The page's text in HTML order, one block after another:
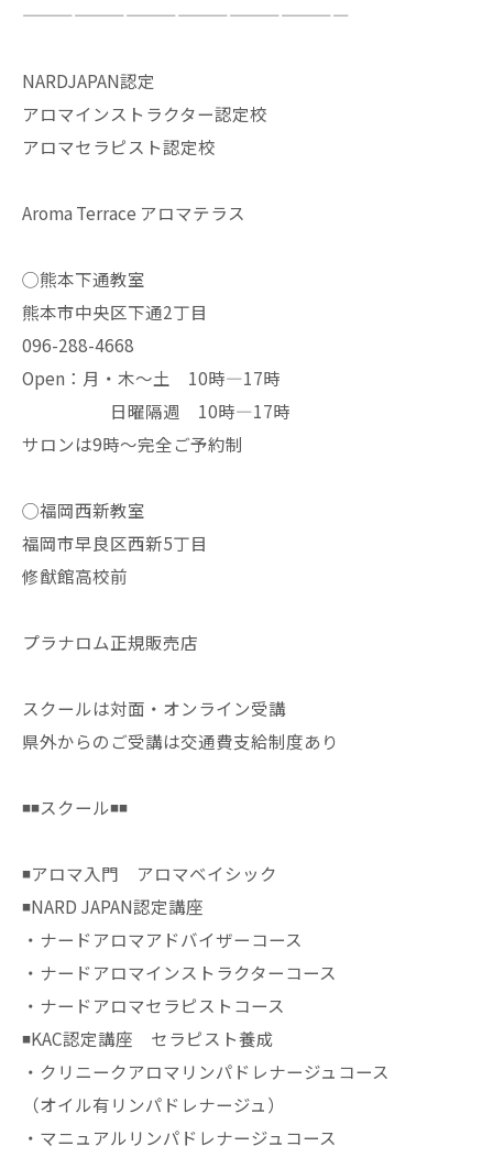
———————————————————
NARDJAPAN認定
アロマインストラクター認定校
アロマセラピスト認定校
Aroma Terrace アロマテラス
◯熊本下通教室
熊本市中央区下通2丁目
096-288-4668
Open：月・木〜土 10時—17時
日曜隔週 10時—17時
サロンは9時〜完全ご予約制
◯福岡西新教室
福岡市早良区西新5丁目
修猷館高校前
プラナロム正規販売店
スクールは対面・オンライン受講
県外からのご受講は交通費支給制度あり
◾️◾️スクール◾️◾️
◾️アロマ入門 アロマベイシック
◾️NARD JAPAN認定講座
・ナードアロマアドバイザーコース
・ナードアロマインストラクターコース
・ナードアロマセラピストコース
◾️KAC認定講座 セラピスト養成
・クリニークアロマリンパドレナージュコース
（オイル有リンパドレナージュ）
・マニュアルリンパドレナージュコース